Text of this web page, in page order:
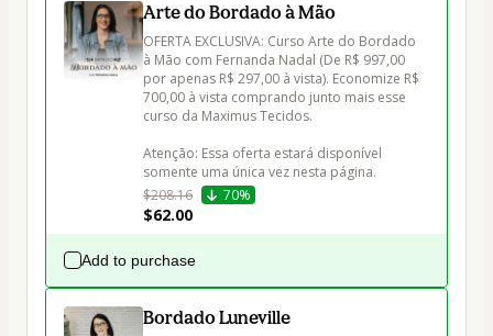
Arte do Bordado à Mão
OFERTA EXCLUSIVA: Curso Arte do Bordado
à Mão com Fernanda Nadal (De R$ 997,00
por apenas R$ 297,00 à vista). Economize R$
700,00 à vista comprando junto mais esse
curso da Maximus Tecidos.
Atenção: Essa oferta estará disponível
$208.16
70%
$62.00
Add to purchase
Bordado Luneville